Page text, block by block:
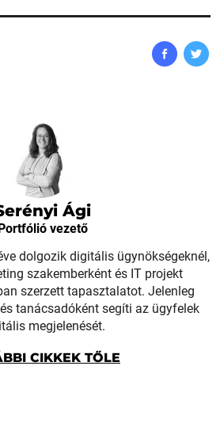
Ági
vezető
dolgozik digitális ügynökségeknél,
szakemberként és IT projekt
szerzett tapasztalatot. Jelenleg
tanácsadóként segíti az ügyfelek
megjelenését.
CIKKEK TŐLE